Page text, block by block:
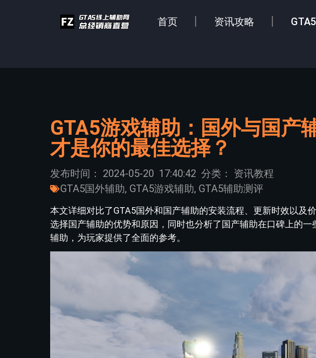
首页 资讯攻略
GTA5游戏辅助：国外与国产
才是你的最佳选择？
发布时间： 2024-05-20 17:40:42 分类：
资讯教程
GTA5国外辅助, GTA5游戏辅助, GTA5辅助测评
本文详细对比了GTA5国外和国产辅助的安装流程、更新时效以及
选择国产辅助的优势和原因，同时也分析了国产辅助在口碑上的
辅助，为玩家提供了全面的参考。